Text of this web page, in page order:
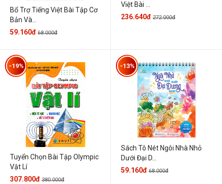
Bổ Trợ Tiếng Việt Bài Tập Cơ
Bản Và...
59.160đ 68.000đ
Việt Bài ...
236.640đ 272.000đ
Tuyển Chọn Bài Tập Olympic
Vật Lí
-19%
307.800đ 380.000đ
Sách Tô Nét Ngôi Nhà Nhỏ
Dưới Đại D...
-13%
59.160đ 68.000đ